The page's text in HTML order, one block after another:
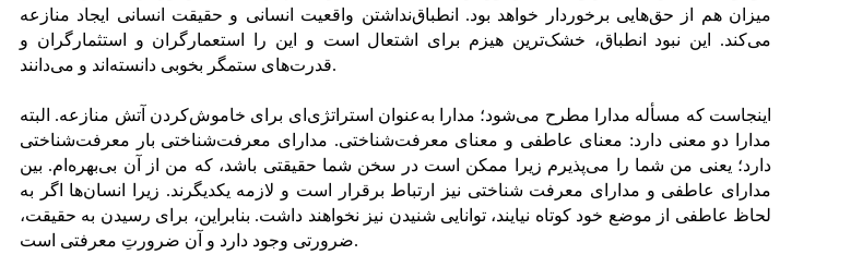
میزان هم از حق‌هایی برخوردار خواهد بود. ‌انطباق‌نداشتن واقعیت انسانی و حقیقت انسانی ایجاد منازعه
می‌کند. این نبود ‌انطباق، خشک‌ترین هیزم برای اشتعال است و این را استعمارگران و استثمارگران و
قدرت‌های ستمگر بخوبی دانسته‌اند و می‌دانند.
اینجاست که مسأله مدارا مطرح می‌شود؛ مدارا به‌عنوان استراتژی‌ای برای خاموش‌کردن آتش منازعه. البته
مدارا دو معنی دارد: معنای عاطفی و معنای معرفت‌شناختی. مدارای معرفت‌شناختی بار معرفت‌شناختی
دارد؛ یعنی من شما را می‌پذیرم زیرا ممکن است در سخن شما حقیقتی باشد، که من از آن بی‌بهره‌ام. بین
مدارای عاطفی و مدارای معرفت شناختی نیز ارتباط برقرار است و لازمه یکدیگرند. زیرا انسان‌ها اگر به
لحاظ عاطفی از موضع خود کوتاه نیایند، توانایی شنیدن نیز نخواهند داشت. بنابراین، برای رسیدن به حقیقت،
ضرورتی وجود دارد و آن ضرورتِ معرفتی است.